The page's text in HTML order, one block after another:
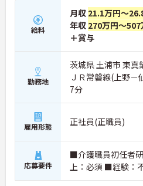
給料
月収 21.1万円～
年収 270万円～507
＋賞与
勤務地
茨城県 土浦市 東真
ＪＲ常磐線(上野－
7分
雇用形態 正社員(正職員)
応募要件
■介護職員初任者
上：必須 ■経験：